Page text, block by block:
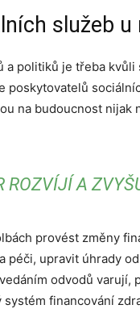
služeb u
a politiků je třeba
poskytovatelů
na budoucnost nijak
ROZVÍJÍ A
provést změny
péči, upravit úhrady
odvodů varují,
financování